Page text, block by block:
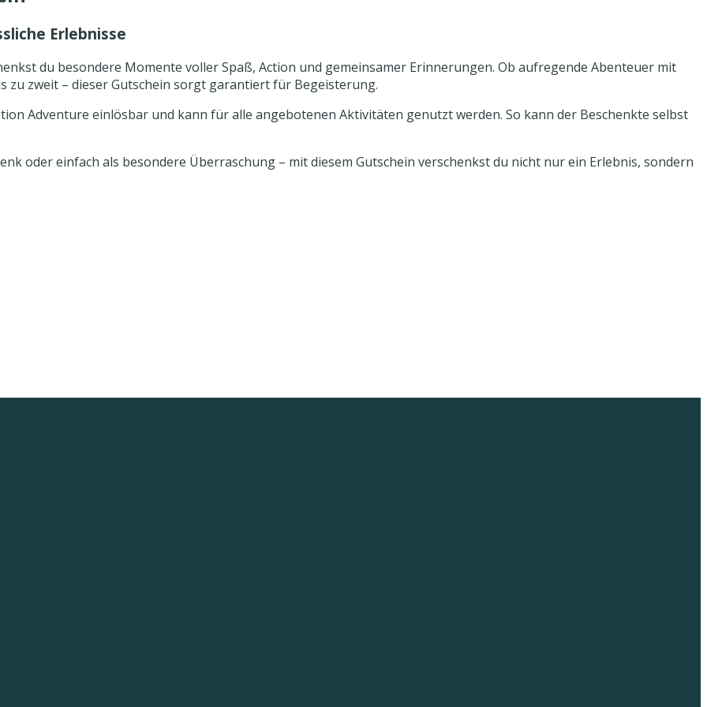
Erlebnisse
du besondere Momente voller Spaß, Action und gemeinsamer Erinnerungen. Ob aufregende Abenteuer mit
zu zweit – dieser Gutschein sorgt garantiert für Begeisterung.
Adventure einlösbar und kann für alle angebotenen Aktivitäten genutzt werden. So kann der Beschenkte selbst
oder einfach als besondere Überraschung – mit diesem Gutschein verschenkst du nicht nur ein Erlebnis, sondern